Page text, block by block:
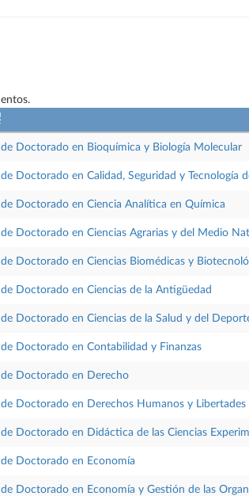
de Doctorado en Bioquímica y Biología Molecular
Doctorado en Calidad, Seguridad y Tecnología
de Doctorado en Ciencia Analítica en Química
de Doctorado en Ciencias Agrarias y del Medio
de Doctorado en Ciencias Biomédicas y
de Doctorado en Ciencias de la Antigüedad
de Doctorado en Ciencias de la Salud y del
de Doctorado en Contabilidad y Finanzas
de Doctorado en Derecho
de Doctorado en Derechos Humanos y Libertades
de Doctorado en Didáctica de las Ciencias
de Doctorado en Economía
de Doctorado en Economía y Gestión de las